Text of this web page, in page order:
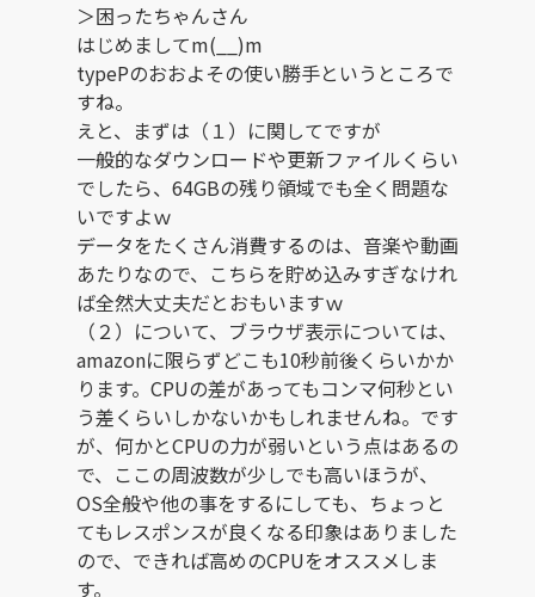
＞困ったちゃんさん
はじめましてm(__)m
typePのおおよその使い勝手というところで
すね。
えと、まずは（１）に関してですが
一般的なダウンロードや更新ファイルくらい
でしたら、64GBの残り領域でも全く問題な
いですよｗ
データをたくさん消費するのは、音楽や動画
あたりなので、こちらを貯め込みすぎなけれ
ば全然大丈夫だとおもいますｗ
（２）について、ブラウザ表示については、
amazonに限らずどこも10秒前後くらいかか
ります。CPUの差があってもコンマ何秒とい
う差くらいしかないかもしれませんね。です
が、何かとCPUの力が弱いという点はあるの
で、ここの周波数が少しでも高いほうが、
OS全般や他の事をするにしても、ちょっと
てもレスポンスが良くなる印象はありました
ので、できれば高めのCPUをオススメしま
す。